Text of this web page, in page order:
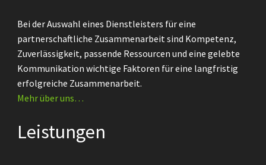
Bei der Auswahl eines Dienstleisters für eine
partnerschaftliche Zusammenarbeit sind Kompetenz,
Zuverlässigkeit, passende Ressourcen und eine gelebte
Kommunikation wichtige Faktoren für eine langfristig
erfolgreiche Zusammenarbeit.
Mehr über uns…
Leistungen